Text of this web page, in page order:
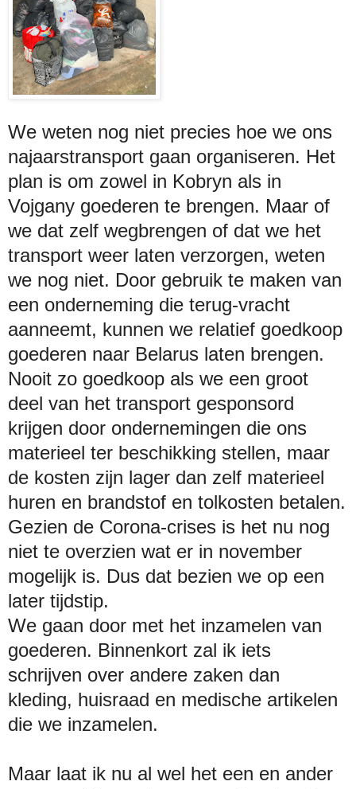
We weten nog niet precies hoe we ons
najaarstransport gaan organiseren. Het
plan is om zowel in Kobryn als in
Vojgany goederen te brengen. Maar of
we dat zelf wegbrengen of dat we het
transport weer laten verzorgen, weten
we nog niet. Door gebruik te maken van
een onderneming die terug-vracht
aanneemt, kunnen we relatief goedkoop
goederen naar Belarus laten brengen.
Nooit zo goedkoop als we een groot
deel van het transport gesponsord
krijgen door ondernemingen die ons
materieel ter beschikking stellen, maar
de kosten zijn lager dan zelf materieel
huren en brandstof en tolkosten betalen.
Gezien de Corona-crises is het nu nog
niet te overzien wat er in november
mogelijk is. Dus dat bezien we op een
later tijdstip.
We gaan door met het inzamelen van
goederen. Binnenkort zal ik iets
schrijven over andere zaken dan
kleding, huisraad en medische artikelen
die we inzamelen.
Maar laat ik nu al wel het een en ander